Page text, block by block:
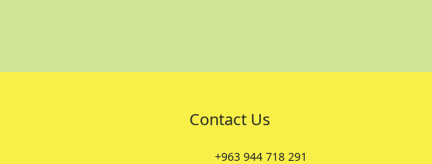
Contact Us
+963 944 718 291